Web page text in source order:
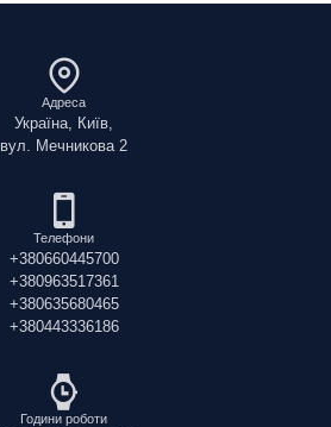
Адреса
Україна, Київ,
вул. Мечникова 2
Телефони
+380660445700
+380963517361
+380635680465
+380443336186
Години роботи